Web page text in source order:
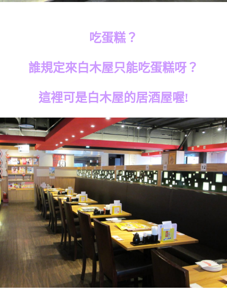
吃蛋糕？
誰規定來白木屋只能吃蛋糕呀？
這裡可是白木屋的居酒屋喔!